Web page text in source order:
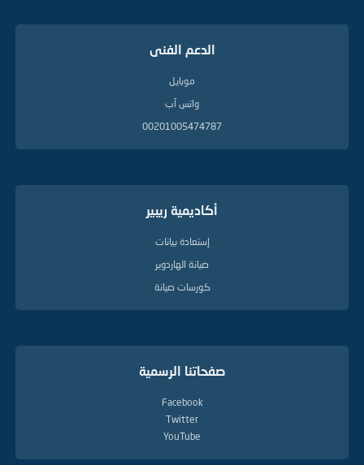
الدعم الفنى
موبايل
واتس آب
00201005474787
أكاديمية ريبير
إستعادة بيانات
صيانة الهاردوير
كورسات صيانة
صفحاتنا الرسمية
Facebook
Twitter
YouTube